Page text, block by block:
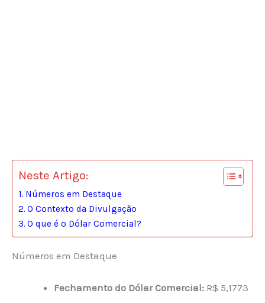
Neste Artigo:
Números em Destaque
O Contexto da Divulgação
O que é o Dólar Comercial?
Números em Destaque
Fechamento do Dólar Comercial: R$ 5,1773